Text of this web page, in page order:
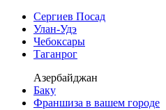
Сергиев Посад
Улан-Удэ
Чебоксары
Таганрог
Азербайджан
Баку
Франшиза в вашем городе